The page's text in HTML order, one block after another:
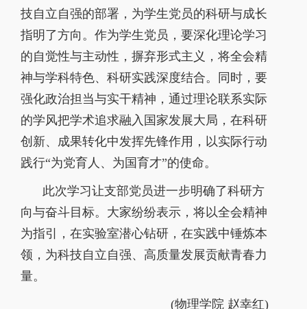
技自立自强的部署，为学生党员的科研与成长
指明了方向。作为学生党员，要深化理论学习
的自觉性与主动性，摒弃形式主义，将全会精
神与学科特色、科研实践深度结合。同时，要
强化政治担当与实干精神，通过理论联系实际
的学风把学术追求融入国家发展大局，在科研
创新、成果转化中发挥先锋作用，以实际行动
践行“为党育人、为国育才”的使命。
此次学习让支部党员进一步明确了科研方
向与奋斗目标。大家纷纷表示，将以全会精神
为指引，在实验室潜心钻研，在实践中锤炼本
领，为科技自立自强、高质量发展贡献青春力
量。
(物理学院 赵幸红)